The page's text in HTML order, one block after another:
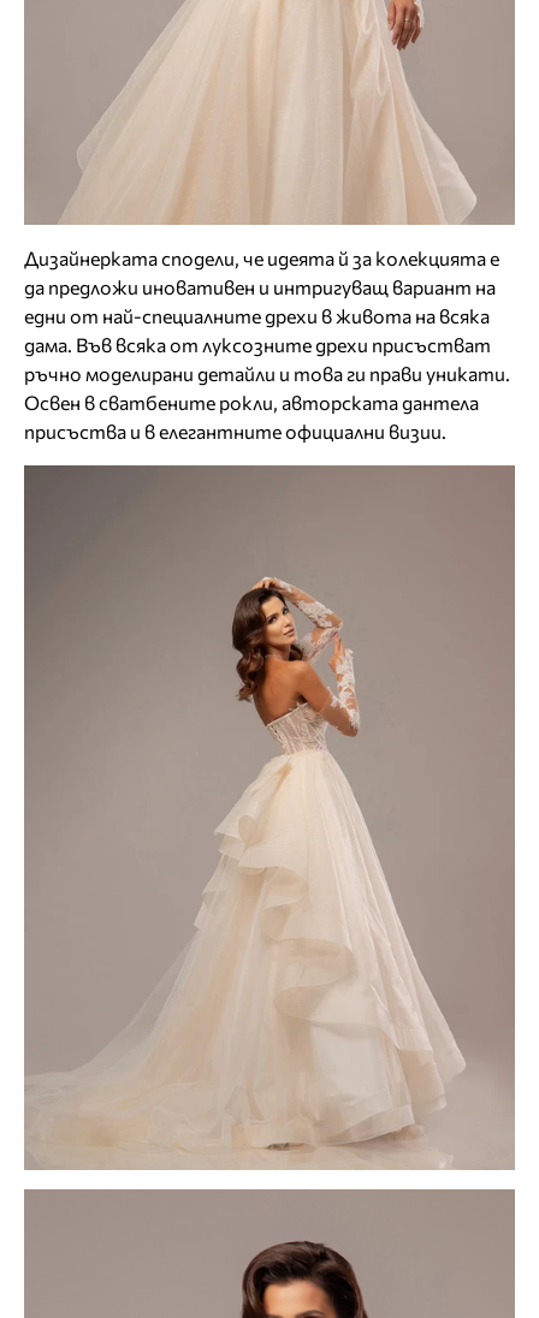
Дизайнерката сподели, че идеята й за колекцията е
да предложи иновативен и интригуващ вариант на
едни от най-специалните дрехи в живота на всяка
дама. Във всяка от луксозните дрехи присъстват
ръчно моделирани детайли и това ги прави уникати.
Освен в сватбените рокли, авторската дантела
присъства и в елегантните официални визии.